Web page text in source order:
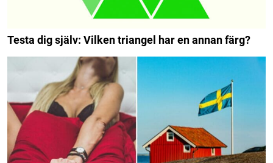
Testa dig själv: Vilken triangel har en annan färg?